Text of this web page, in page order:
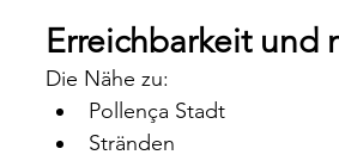
Erreichbarkeit
Die Nähe zu:
Pollença Stadt
Stränden